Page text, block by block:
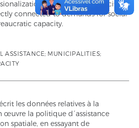
Rather, these capacities
connected to demands for social
capacity.
ASSISTANCE; MUNICIPALITIES;
les données relatives à la
œuvre la politique d´assistance
spatiale, en essayant de